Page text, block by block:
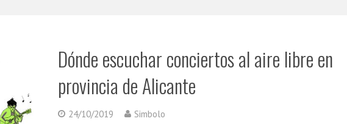
Dónde escuchar conciertos al aire libre en
provincia de Alicante
24/10/2019
Simbolo